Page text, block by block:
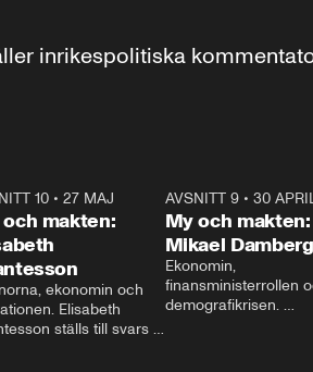
inrikespolitiska
10 •27 MAJ
makten:
ekonomin och
Elisabeth
ställs till svars
AVSNITT 9• 30
My och makten:
Mikael Damberg
Ekonomin,
finansministerrollen
demografikrisen.